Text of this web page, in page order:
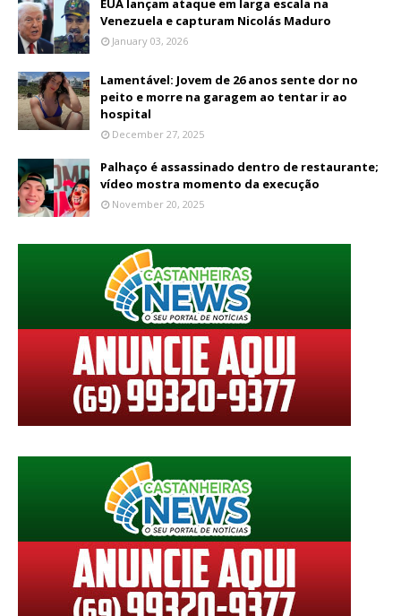
EUA lançam ataque em larga escala na
Venezuela e capturam Nicolás Maduro
January 03, 2026
Lamentável: Jovem de 26 anos sente dor no
peito e morre na garagem ao tentar ir ao
hospital
December 27, 2025
Palhaço é assassinado dentro de restaurante;
vídeo mostra momento da execução
November 20, 2025